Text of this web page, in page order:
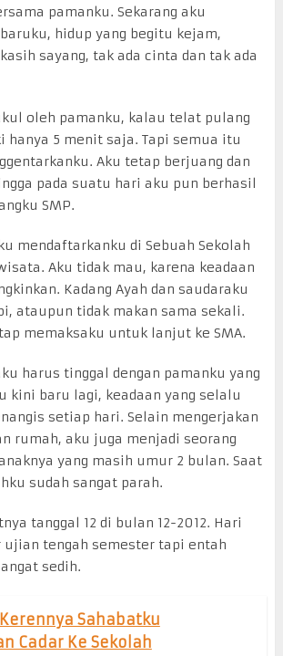
pamanku. Sekarang aku
hidup yang begitu kejam,
sayang, tak ada cinta dan tak ada
oleh pamanku, kalau telat pulang
hanya 5 menit saja. Tapi semua itu
Aku tetap berjuang dan
pada suatu hari aku pun berhasil
SMP.
mendaftarkanku di Sebuah Sekolah
Aku tidak mau, karena keadaan
Kadang Ayah dan saudaraku
ataupun tidak makan sama sekali.
memaksaku untuk lanjut ke SMA.
harus tinggal dengan pamanku yang
kini baru lagi, keadaan yang selalu
setiap hari. Selain mengerjakan
rumah, aku juga menjadi seorang
yang masih umur 2 bulan. Saat
sudah sangat parah.
tanggal 12 di bulan 12-2012. Hari
tengah semester tapi entah
sedih.
Kerennya Sahabatku
Cadar Ke Sekolah